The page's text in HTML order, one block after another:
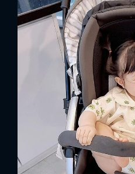
FACEBOOK